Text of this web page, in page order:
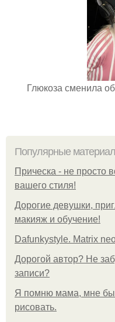
Глюкоза сменила
Популярные
Прическа - не просто
вашего стиля!
Дорогие девушки,
макияж и обучение!
Dafunkystyle. Matrix
Дорогой автор? Не
записи?
Я помню мама, мне
рисовать.